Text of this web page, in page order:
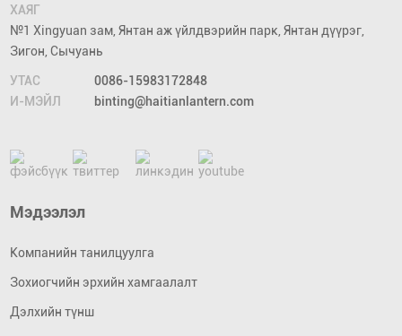
ХАЯГ
№1 Xingyuan зам, Янтан аж үйлдвэрийн парк, Янтан дүүрэг,
Зигон, Сычуань
УТАС
0086-15983172848
И-МЭЙЛ
binting@haitianlantern.com
Мэдээлэл
Компанийн танилцуулга
Зохиогчийн эрхийн хамгаалалт
Дэлхийн түнш